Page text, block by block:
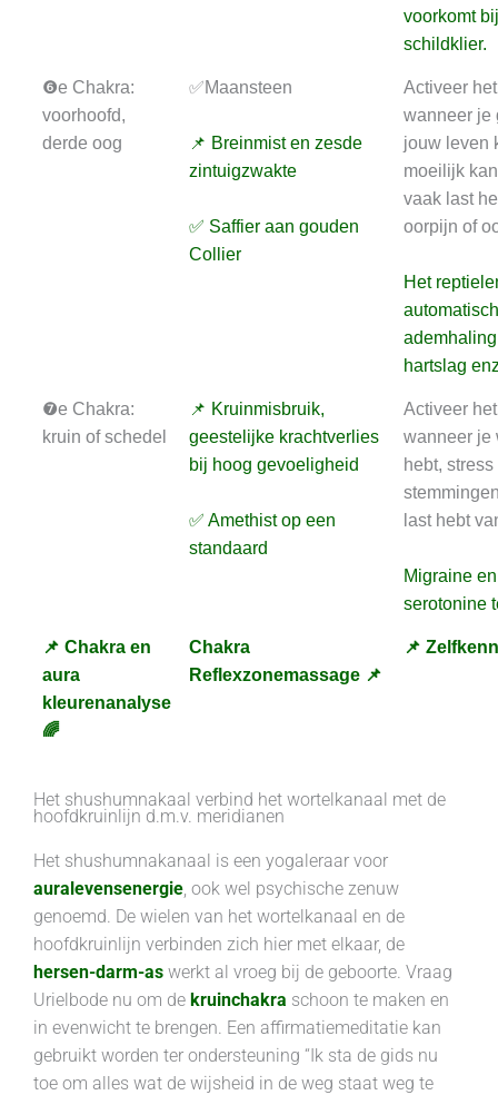
voorkomt
schildklier.
❻e Chakra:
voorhoofd,
derde oog
✅Maansteen
📌 Breinmist en zesde
zintuigzwakte
✅ Saffier aan gouden
Collier
Activeer
wanneer je
jouw leven
moeilijk
vaak last
oorpijn of
Het
hartslag
❼e Chakra:
kruin of schedel
📌 Kruinmisbruik,
geestelijke krachtverlies
bij hoog gevoeligheid
✅ Amethist op een
standaard
Activeer
wanneer je
hebt,
last hebt
Migraine
serotonine
📌 Chakra en
aura
kleurenanalyse
🌈
Chakra
Reflexzonemassage 📌
📌
Het shushumnakaal verbind het wortelkanaal met de
hoofdkruinlijn d.m.v. meridianen
Het shushumnakanaal is een yogaleraar voor
auralevensenergie, ook wel psychische zenuw
genoemd. De wielen van het wortelkanaal en de
hoofdkruinlijn verbinden zich hier met elkaar, de
hersen-darm-as werkt al vroeg bij de geboorte. Vraag
Urielbode nu om de kruinchakra schoon te maken en
in evenwicht te brengen. Een affirmatiemeditatie kan
gebruikt worden ter ondersteuning “Ik sta de gids nu
toe om alles wat de wijsheid in de weg staat weg te